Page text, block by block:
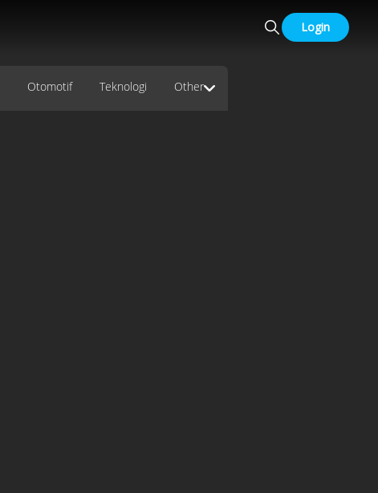
Login
Otomotif Teknologi Other